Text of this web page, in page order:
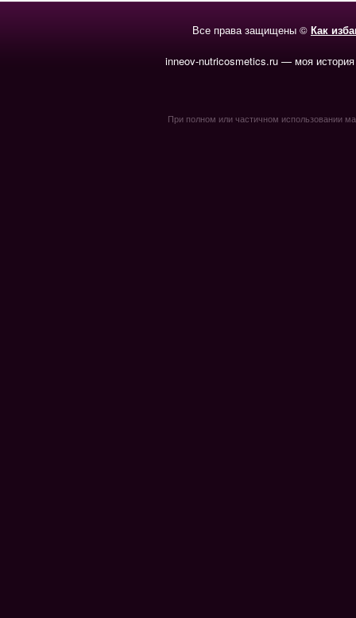
Все права защищены © Как
inneov-nutricosmetics.ru — моя
При полном или частичном использовании